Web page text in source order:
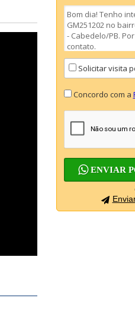
Solicitar visita
Concordo com a
ENVIAR